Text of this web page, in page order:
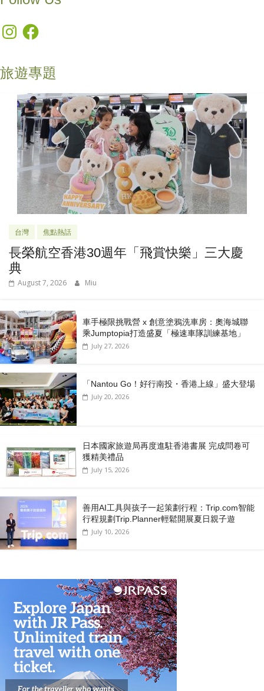
InstagramFacebook
旅遊專題
台灣 焦點熱話
長榮航空香港30週年「飛賞快樂」三大慶
典
August 7, 2026 Miu
車手極限挑戰營 x 創意塗鴉洗車房：奧海城聯
乘Jumptopia打造盛夏「極速車隊訓練基地」
July 27, 2026
「Nantou Go！好行南投・香港上線」盛大登場
July 20, 2026
日本國家旅遊局再度進駐香港書展 完成問卷可
獲精美禮品
July 15, 2026
善用AI工具與孩子一起策劃行程：Trip.com智能
行程規劃Trip.Planner輕鬆開展夏日親子遊
July 10, 2026